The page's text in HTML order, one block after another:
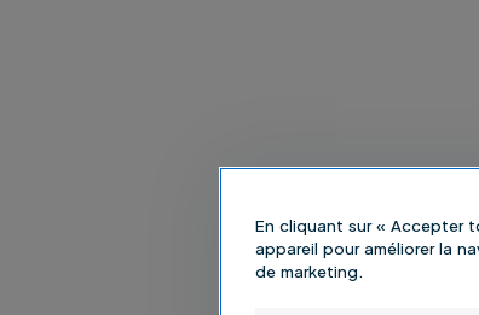
En cliquant sur « Accepter
appareil pour améliorer la
de marketing.